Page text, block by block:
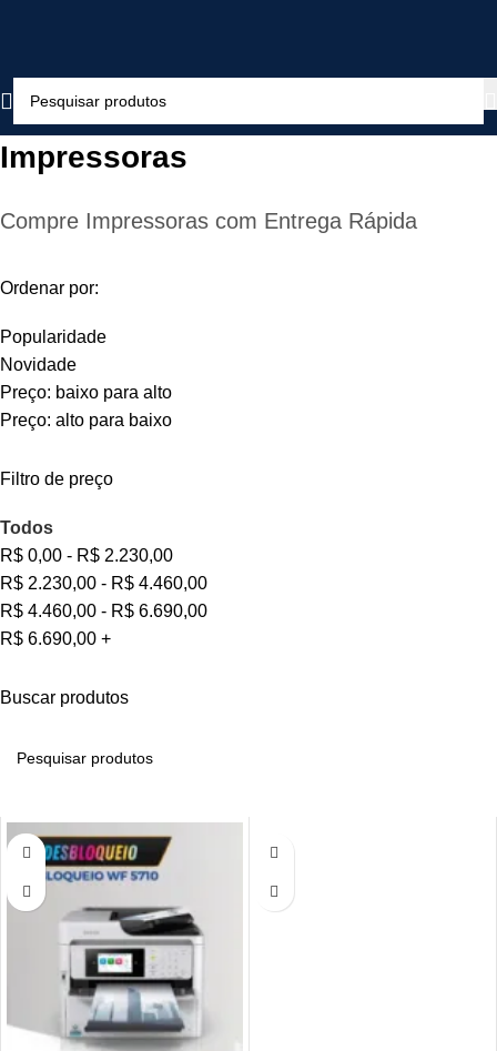
Impressoras
Compre Impressoras com Entrega Rápida
Ordenar por:
Popularidade
Novidade
Preço: baixo para alto
Preço: alto para baixo
Filtro de preço
Todos
R$ 0,00 - R$ 2.230,00
R$ 2.230,00 - R$ 4.460,00
R$ 4.460,00 - R$ 6.690,00
R$ 6.690,00 +
Buscar produtos